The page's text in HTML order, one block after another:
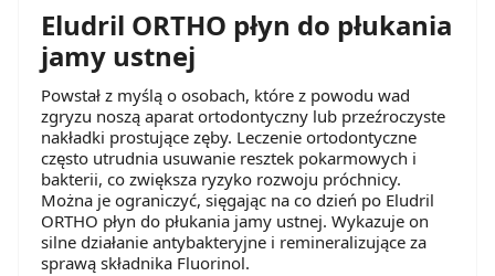
Eludril ORTHO płyn do płukania
jamy ustnej
Powstał z myślą o osobach, które z powodu wad
zgryzu noszą aparat ortodontyczny lub przeźroczyste
nakładki prostujące zęby. Leczenie ortodontyczne
często utrudnia usuwanie resztek pokarmowych i
bakterii, co zwiększa ryzyko rozwoju próchnicy.
Można je ograniczyć, sięgając na co dzień po Eludril
ORTHO płyn do płukania jamy ustnej. Wykazuje on
silne działanie antybakteryjne i remineralizujące za
sprawą składnika Fluorinol.